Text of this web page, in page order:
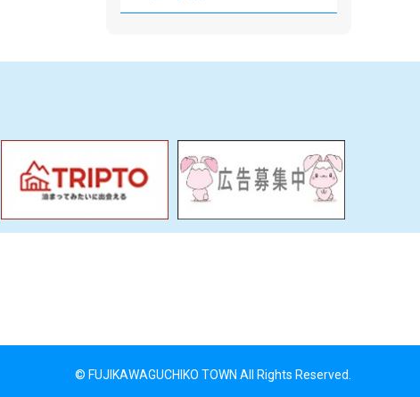
© FUJIKAWAGUCHIKO TOWN All Rights Reserved.